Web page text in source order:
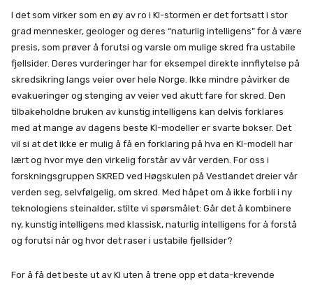
I det som virker som en øy av ro i KI-stormen er det fortsatt i stor
grad mennesker, geologer og deres “naturlig intelligens” for å være
presis, som prøver å forutsi og varsle om mulige skred fra ustabile
fjellsider. Deres vurderinger har for eksempel direkte innflytelse på
skredsikring langs veier over hele Norge. Ikke mindre påvirker de
evakueringer og stenging av veier ved akutt fare for skred. Den
tilbakeholdne bruken av kunstig intelligens kan delvis forklares
med at mange av dagens beste KI-modeller er svarte bokser. Det
vil si at det ikke er mulig å få en forklaring på hva en KI-modell har
lært og hvor mye den virkelig forstår av vår verden. For oss i
forskningsgruppen SKRED ved Høgskulen på Vestlandet dreier vår
verden seg, selvfølgelig, om skred. Med håpet om å ikke forbli i ny
teknologiens steinalder, stilte vi spørsmålet: Går det å kombinere
ny, kunstig intelligens med klassisk, naturlig intelligens for å forstå
og forutsi når og hvor det raser i ustabile fjellsider?
For å få det beste ut av KI uten å trene opp et data-krevende